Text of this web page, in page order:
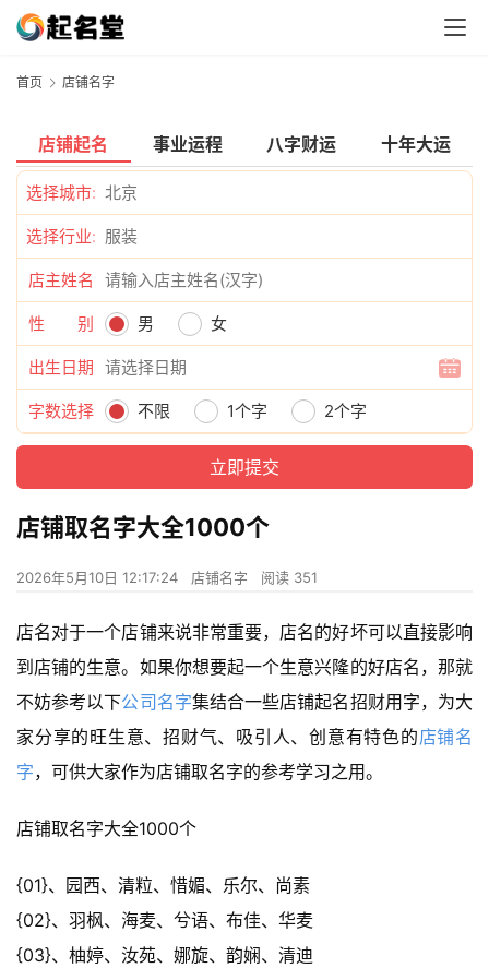
首页 店铺名字
店铺起名 事业运程 八字财运 十年大运
选择城市:
选择行业:
店主姓名
性 别 男 女
出生日期
字数选择 不限 1个字 2个字
店铺取名字大全1000个
2026年5月10日 12:17:24 店铺名字 阅读 351
店名对于一个店铺来说非常重要，店名的好坏可以直接影响
到店铺的生意。如果你想要起一个生意兴隆的好店名，那就
不妨参考以下公司名字集结合一些店铺起名招财用字，为大
家分享的旺生意、招财气、吸引人、创意有特色的店铺名
字，可供大家作为店铺取名字的参考学习之用。
店铺取名字大全1000个
{01}、园西、清粒、惜媚、乐尔、尚素
{02}、羽枫、海麦、兮语、布佳、华麦
{03}、柚婷、汝苑、娜旋、韵娴、清迪